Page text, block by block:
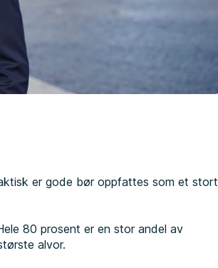
er gode bør oppfattes som et stort
80 prosent er en stor andel av
alvor.